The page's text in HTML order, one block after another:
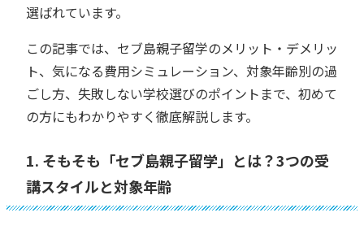
選ばれています。
この記事では、セブ島親子留学のメリット・デメリッ
ト、気になる費用シミュレーション、対象年齢別の過
ごし方、失敗しない学校選びのポイントまで、初めて
の方にもわかりやすく徹底解説します。
1. そもそも「セブ島親子留学」とは？3つの受
講スタイルと対象年齢